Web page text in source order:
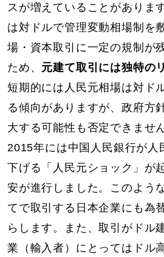
スが増えていることがありま
は対ドルで管理変動相場制を
場・資本取引に一定の規制が
ため、 元建て取引には独特の
短期的には人民元相場は対ド
る傾向がありますが、政府方
大する可能性も否定できませ
2015年には中国人民銀行が人
下げる「人民元ショック」が
安が進行しました。このよう
てで取引する日本企業にも為
らします。また、取引がドル
業（輸入者）にとってはドル